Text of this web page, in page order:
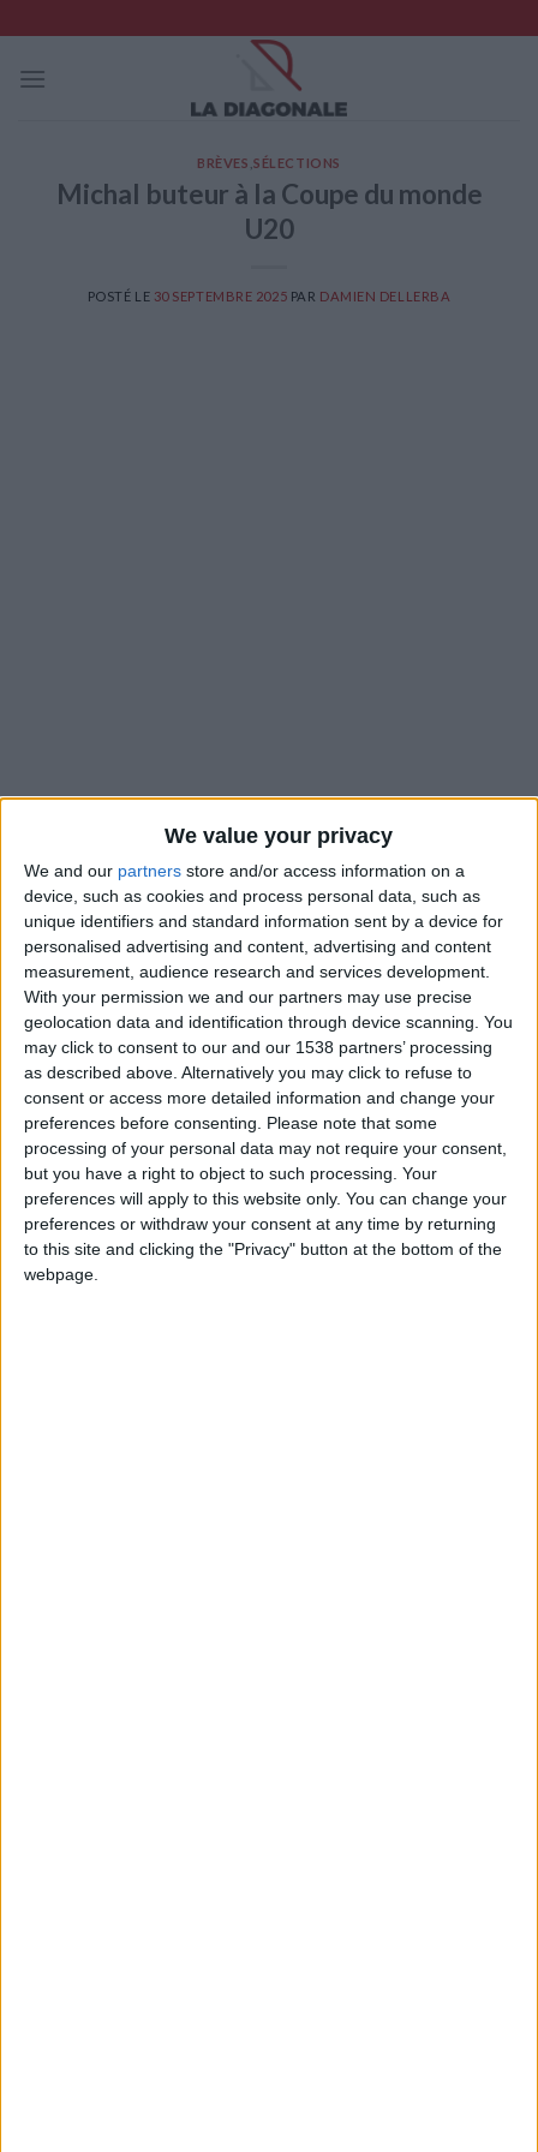
We value your privacy
We and our partners store and/or access information on a
device, such as cookies and process personal data, such as
unique identifiers and standard information sent by a device for
personalised advertising and content, advertising and content
measurement, audience research and services development.
With your permission we and our partners may use precise
geolocation data and identification through device scanning. You
may click to consent to our and our 1538 partners’ processing
as described above. Alternatively you may click to refuse to
consent or access more detailed information and change your
preferences before consenting.
Please note that some
processing of your personal data may not require your consent,
but you have a right to object to such processing. Your
preferences will apply to this website only. You can change your
preferences or withdraw your consent at any time by returning
to this site and clicking the "Privacy" button at the bottom of the
webpage.
to
content
BRÈVES ,SÉLECTIONS
Michal buteur à la Coupe du monde
U20
POSTÉ LE 30 SEPTEMBRE 2025 PAR DAMIEN DELLERBA
L’équipe de France U20 a remporté son premier match à la
Coupe du monde contre l’Afrique du Sud (2-1). Les hommes
de Bernard Diomède ont notamment été libérés par Lucas
Michal, buteur à la 80eminute. Servi par Benama, le
Monégasque a réussi un bel enchaînement, avec un contrôle
orienté suivi d’un crochet et d’une frappe pour tromper le
gardien adverse et donner l’avantage aux siens. L’attaquant de
20 ans a toutefois un peu pêché en termes d’efficacité au
cours de cette rencontre.
L’autre Rouge et Blanc, Ilane Touré, a lui aussi été titularisé au
milieu de terrain et a cédé sa place à la 67 e minute. Jeudi, la
France affrontera les États-Unis pour la suite de la